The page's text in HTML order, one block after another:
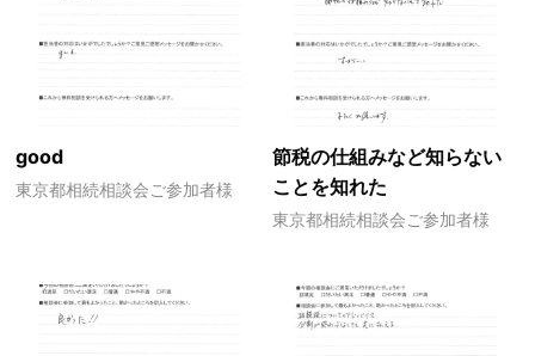
good
東京都相続相談会ご参加者様
節税の仕組みなど知らない
ことを知れた
東京都相続相談会ご参加者様